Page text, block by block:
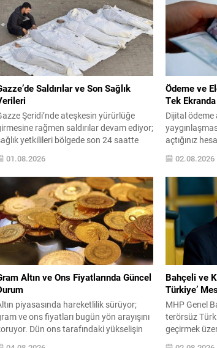
Saldırılar ve Son Sağlık
Şeridi’nde ateşkesin yürürlüğe
rağmen saldırılar devam ediyor;
yetkilileri bölgede son 24 saatte
2 sivil cenazesi ile 29
ulaştırıldığını açıkladı. Filistin
Bakanlığı verilerine göre, 10
Ekim’de yürürlüğe giren ateşkes
anlaşmasından bu yana yaralı sayısı 4
53e yükseldi, ölü sayısı ise bin 222
kaydedildi....
01.08.2026
Ödeme ve
Tek
Dijital ödeme
açtığınız
bakiyeleri
Devlet
sayesinde
elektronik
edebilirsiniz.
yer alan
bir listede
02.08.2026
Altın ve Ons Fiyatlarında Güncel
piyasasında hareketlilik sürüyor;
ve ons fiyatları bugün yön arayışını
Dün ons tarafındaki yükselişin
gram altın alış yönünde bir seyir
Bahçeli ve
Türkiye’
MHP Genel
terörsüz
geçirmek
düzenlemeler